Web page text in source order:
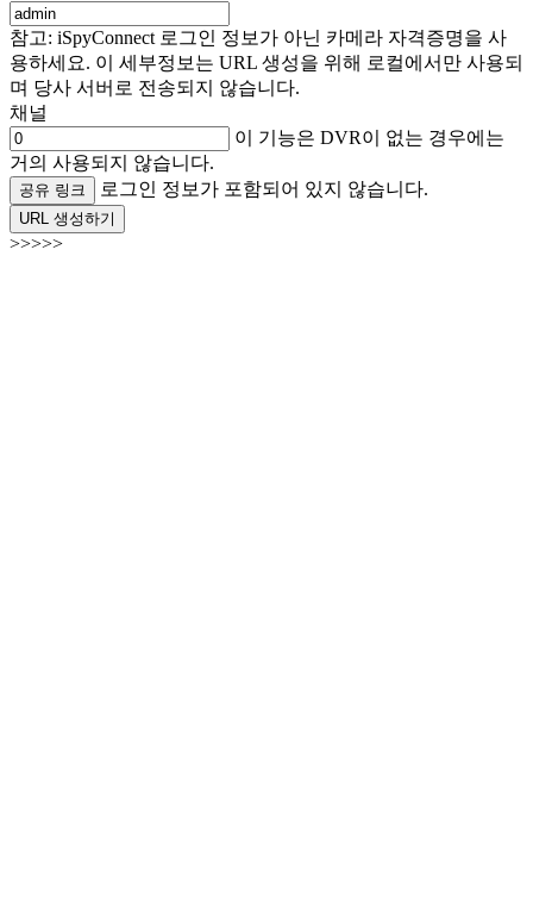
참고: iSpyConnect 로그인 정보가 아닌 카메라 자격증명을 사
용하세요. 이 세부정보는 URL 생성을 위해 로컬에서만 사용되
며 당사 서버로 전송되지 않습니다.
채널
이 기능은 DVR이 없는 경우에는
거의 사용되지 않습니다.
공유 링크 로그인 정보가 포함되어 있지 않습니다.
URL 생성하기
>>>>>